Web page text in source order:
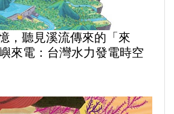
，聽見溪流傳來的「來
來電：台灣水力發電時空